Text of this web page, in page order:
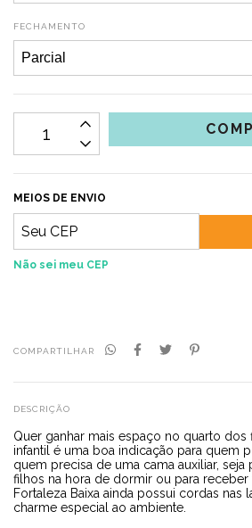
FECHAMENTO
MEIOS DE ENVIO
Não sei meu CEP
COMPARTILHAR
DESCRIÇÃO
Quer ganhar mais espaço no quarto dos
infantil é uma boa indicação para quem
quem precisa de uma cama auxiliar, seja
filhos na hora de dormir ou para receber
Fortaleza Baixa ainda possui cordas nas
charme especial ao ambiente.